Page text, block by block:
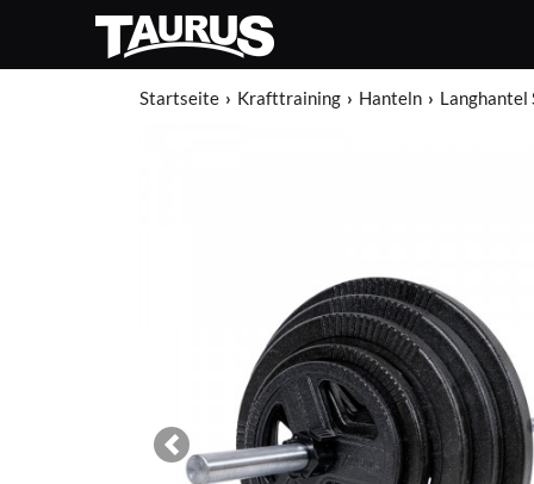
Startseite Krafttraining Hanteln Langhantel
Previous